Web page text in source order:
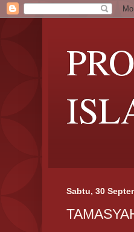
Sabtu, 30